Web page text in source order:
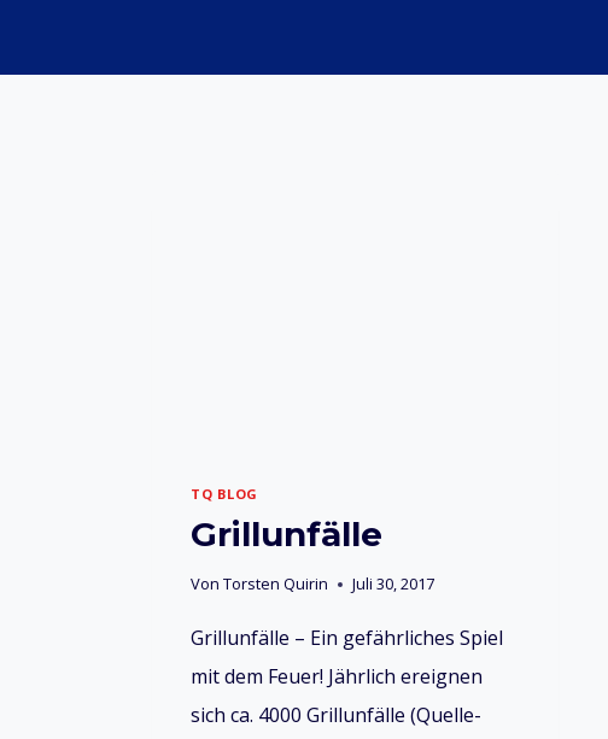
TQ BLOG
Grillunfälle
Von Torsten Quirin Juli 30, 2017
Grillunfälle – Ein gefährliches Spiel
mit dem Feuer! Jährlich ereignen
sich ca. 4000 Grillunfälle (Quelle-